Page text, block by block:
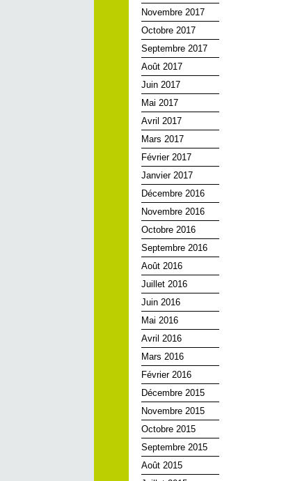
Novembre 2017
Octobre 2017
Septembre 2017
Août 2017
Juin 2017
Mai 2017
Avril 2017
Mars 2017
Février 2017
Janvier 2017
Décembre 2016
Novembre 2016
Octobre 2016
Septembre 2016
Août 2016
Juillet 2016
Juin 2016
Mai 2016
Avril 2016
Mars 2016
Février 2016
Décembre 2015
Novembre 2015
Octobre 2015
Septembre 2015
Août 2015